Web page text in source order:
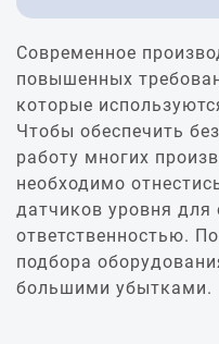
Современное
повышенных
которые
Чтобы обеспечить
работу многих
необходимо
датчиков уровня для
ответственностью.
подбора
большими убытками.